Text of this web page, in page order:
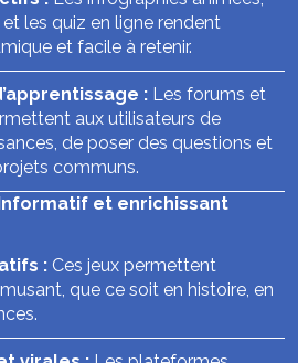
les quiz en ligne rendent
et facile à retenir.
: Les forums et
aux utilisateurs de
de poser des questions et
communs.
et enrichissant
: Ces jeux permettent
que ce soit en histoire, en